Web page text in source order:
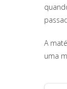
A
uma